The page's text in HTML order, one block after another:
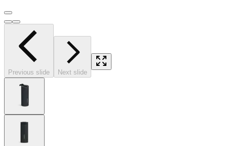
Previous slide Next slide